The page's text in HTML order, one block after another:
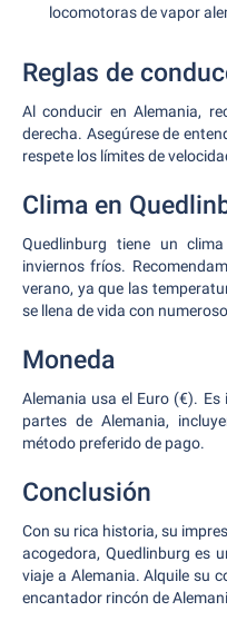
locomotoras de vapor
Reglas de
Al conducir en Alemania,
derecha. Asegúrese de
respete los límites de
Clima en
Quedlinburg tiene un
inviernos fríos.
verano, ya que las
se llena de vida con
Moneda
Alemania usa el Euro (€).
partes de Alemania,
método preferido de pago.
Conclusión
Con su rica historia, su
acogedora, Quedlinburg es
viaje a Alemania. Alquile su
encantador rincón de